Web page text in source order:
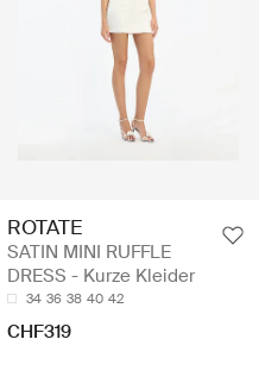
ROTATE
SATIN MINI RUFFLE
DRESS - Kurze Kleider
34 36 38 40 42
CHF319